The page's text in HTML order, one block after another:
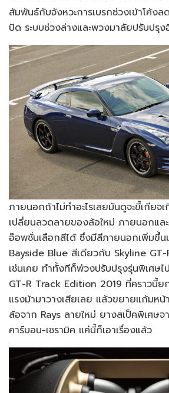
สัมพันธ์กับจังหวะการเบรกช่วงเข้าโค้ง
ปัด ระบบช่วงล่างและพวงมาลัยปรับปรุ
ภายนอกถ้าไม่ทำอะไรเลยมันดูจะขี้เกียจ
เปลี่ยนลวดลายของล้อใหม่ ภายนอกแล
อ๊อพชั่นเลือกสีได้ ซึ่งมีสีภายนอกเพิ่มขึ้น
Bayside Blue สีเดียวกับ Skyline GT-
เช่นเคย ทำทั้งทีก็พ่วงปรับปรุงรุ่นพิเศษ
GT-R Track Edition 2019 ที่คราวนี้ย
แรงม้ามาวางเสียเลย แล้วขยายแก้มห
ล้อจาก Rays ลายใหม่ ยางสเป็คพิเศษ
คาร์บอน-เซรามิค แค่นี้ก็เอาเรื่องแล้ว